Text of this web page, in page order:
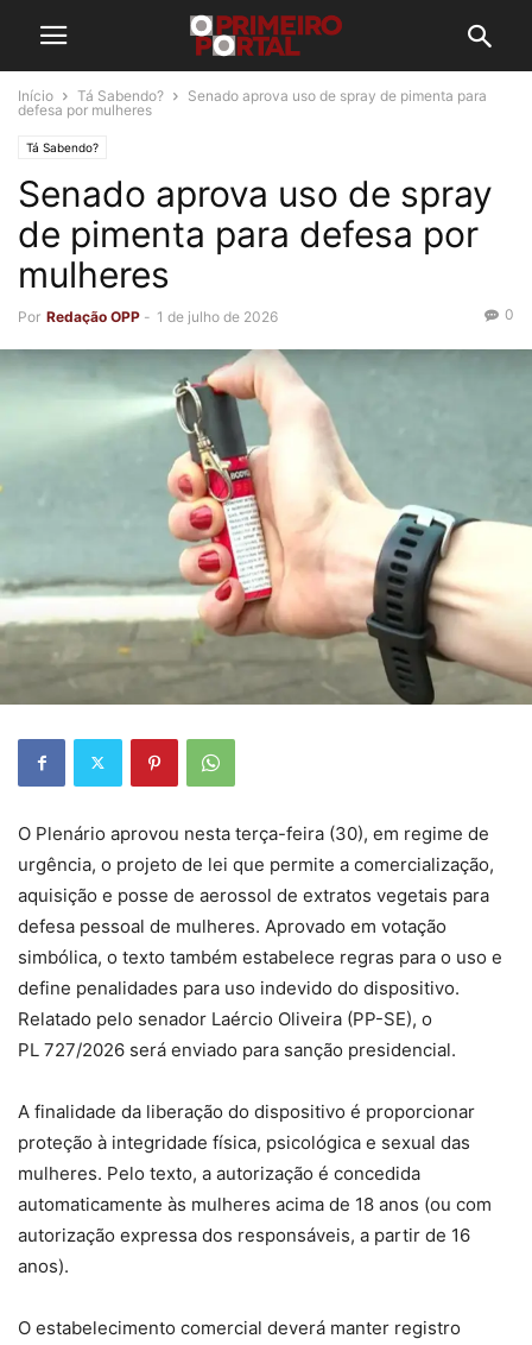
Início Tá Sabendo?
Senado aprova uso de spray de pimenta para
defesa por mulheres
Tá Sabendo?
Senado aprova uso de spray
de pimenta para defesa por
mulheres
Por Redação OPP - 1 de julho de 2026 0
O Plenário aprovou nesta terça-feira (30), em regime de
urgência, o projeto de lei que permite a comercialização,
aquisição e posse de aerossol de extratos vegetais para
defesa pessoal de mulheres. Aprovado em votação
simbólica, o texto também estabelece regras para o uso e
define penalidades para uso indevido do dispositivo.
Relatado pelo senador Laércio Oliveira (PP-SE), o
PL 727/2026 será enviado para sanção presidencial.
A finalidade da liberação do dispositivo é proporcionar
proteção à integridade física, psicológica e sexual das
mulheres. Pelo texto, a autorização é concedida
automaticamente às mulheres acima de 18 anos (ou com
autorização expressa dos responsáveis, a partir de 16
anos).
O estabelecimento comercial deverá manter registro